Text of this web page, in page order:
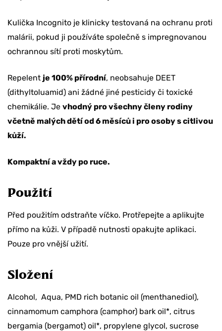
Kulička Incognito je klinicky testovaná na ochranu proti
malárii, pokud ji používáte společně s impregnovanou
ochrannou sítí proti moskytům.
Repelent je 100% přírodní, neobsahuje DEET
(dithyltoluamid) ani žádné jiné pesticidy či toxické
chemikálie. Je vhodný pro všechny členy rodiny
včetně malých dětí od 6 měsíců i pro osoby s citlivou
kůží.
Kompaktní a vždy po ruce.
Použití
Před použitím odstraňte víčko. Protřepejte a aplikujte
přímo na kůži. V případě nutnosti opakujte aplikaci.
Pouze pro vnější užití.
Složení
Alcohol, Aqua, PMD rich botanic oil (menthanediol),
cinnamomum camphora (camphor) bark oil*, citrus
bergamia (bergamot) oil*, propylene glycol, sucrose